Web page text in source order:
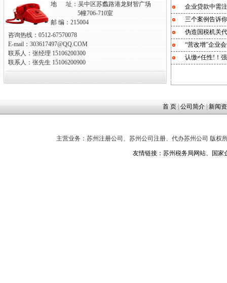
地 址：吴中区苏蠡路港龙财智广场
5幢706-710室
邮 编：215004
咨询热线：0512-67570078
E-mail：303617497@QQ.COM
联系人：张经理 15106200300
联系人：张先生 15106200900
企业贷款中需
三个案例告诉
伪造国税机关
“营改增”企业
认缴≠任性!！
首 页| 公司简介| 新闻
主营业务：苏州注册公司、苏州公司注册、代办苏州公司 版权
友情链接： 苏州税务局网站、 国家